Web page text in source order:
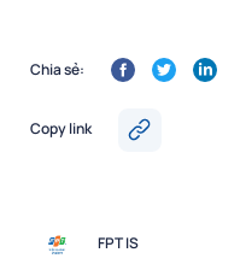
Chia sẻ:
Copy link
FPT IS